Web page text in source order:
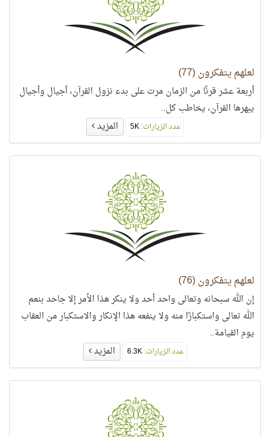
لعلهم يتفكرون (77)
أربعة عشر قرنًا من الزمان مرت على بدء نزول القرآن، أجيال وأجيال
يبهرها القرآن، يخاطب كل..
عدد الزيارات: المزيد
لعلهم يتفكرون (76)
إن الله سبحانه وتعالى واحد أحد ولا ينكر هذا الأمر إلا جاحد بنعم
الله تعالى واستكبارًا منه ولا ينفعه هذا الإنكار والاستكبار من العقاب
يوم القيامة..
عدد الزيارات: المزيد